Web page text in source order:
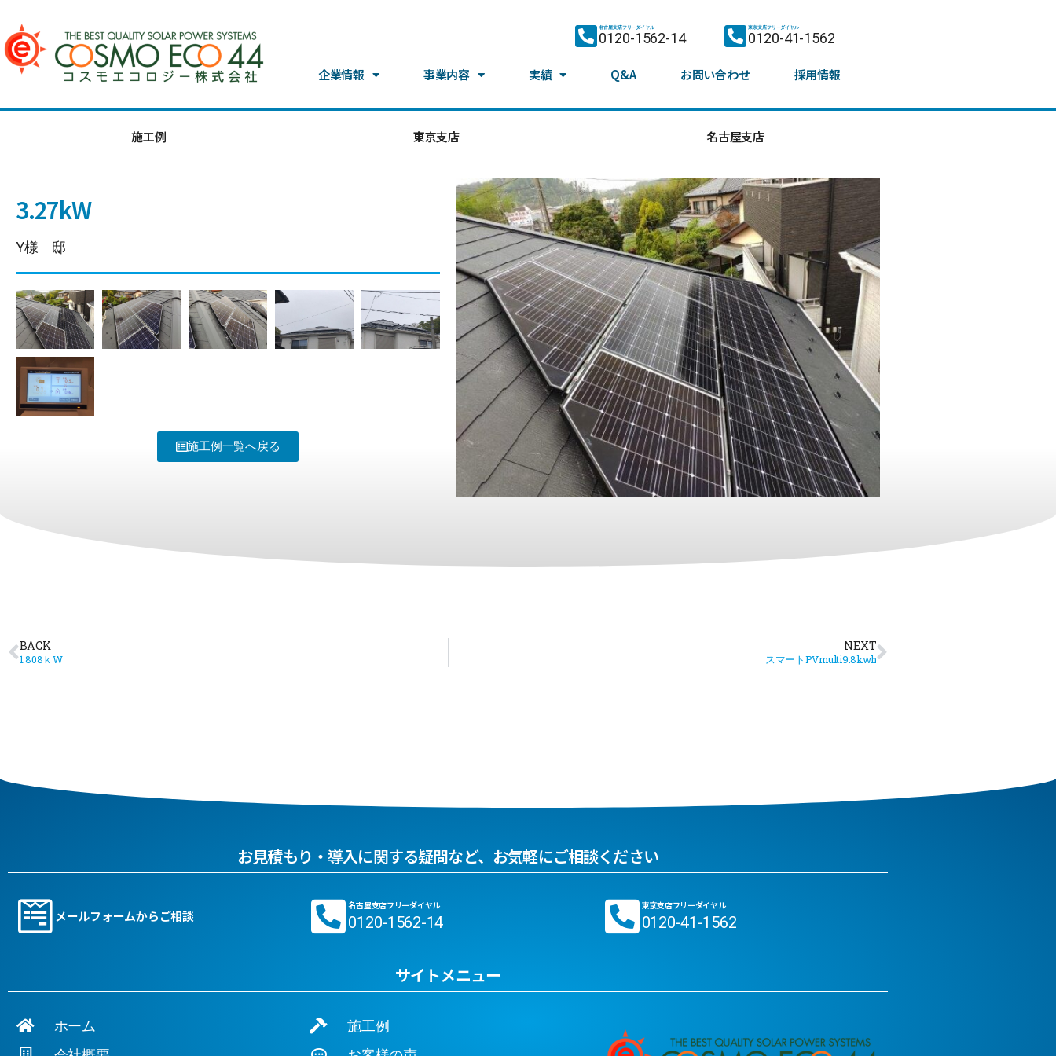
名古屋支店フリーダイヤル
0120-1562-14
東京支店フリーダイヤル
0120-41-1562
企業情報 事業内容 実績 Q&A お問い合わせ 採用情報
施工例 東京支店 名古屋支店
3.27kW
Y様 邸
施工例一覧へ戻る
BACK
1.808ｋW
NEXT
スマートPVmulti9.8kwh
お見積もり・導入に関する疑問など、お気軽にご相談ください
メールフォームからご相談
名古屋支店フリーダイヤル
0120-1562-14
東京支店フリーダイヤル
0120-41-1562
サイトメニュー
ホーム
施工例